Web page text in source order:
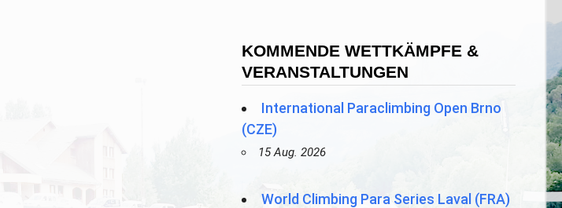
KOMMENDE WETTKÄMPFE &
VERANSTALTUNGEN
International Paraclimbing Open Brno
(CZE)
15 Aug. 2026
World Climbing Para Series Laval (FRA)